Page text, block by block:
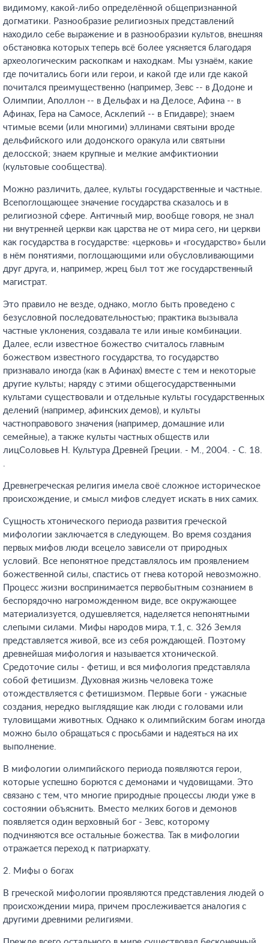
видимому, какой-либо определённой общепризнанной
догматики. Разнообразие религиозных представлений
находило себе выражение и в разнообразии культов, внешняя
обстановка которых теперь всё более уясняется благодаря
археологическим раскопкам и находкам. Мы узнаём, какие
где почитались боги или герои, и какой где или где какой
почитался преимущественно (например, Зевс -- в Додоне и
Олимпии, Аполлон -- в Дельфах и на Делосе, Афина -- в
Афинах, Гера на Самосе, Асклепий -- в Епидавре); знаем
чтимые всеми (или многими) эллинами святыни вроде
дельфийского или додонского оракула или святыни
делосской; знаем крупные и мелкие амфиктионии
(культовые сообщества).
Можно различить, далее, культы государственные и частные.
Всепоглощающее значение государства сказалось и в
религиозной сфере. Античный мир, вообще говоря, не знал
ни внутренней церкви как царства не от мира сего, ни церкви
как государства в государстве: «церковь» и «государство» были
в нём понятиями, поглощающими или обусловливающими
друг друга, и, например, жрец был тот же государственный
магистрат.
Это правило не везде, однако, могло быть проведено с
безусловной последовательностью; практика вызывала
частные уклонения, создавала те или иные комбинации.
Далее, если известное божество считалось главным
божеством известного государства, то государство
признавало иногда (как в Афинах) вместе с тем и некоторые
другие культы; наряду с этими общегосударственными
культами существовали и отдельные культы государственных
делений (например, афинских демов), и культы
частноправового значения (например, домашние или
семейные), а также культы частных обществ или
лицСоловьев Н. Культура Древней Греции. - М., 2004. - С. 18.
.
Древнегреческая религия имела своё сложное историческое
происхождение, и смысл мифов следует искать в них самих.
Сущность хтонического периода развития греческой
мифологии заключается в следующем. Во время создания
первых мифов люди всецело зависели от природных
условий. Все непонятное представлялось им проявлением
божественной силы, спастись от гнева которой невозможно.
Процесс жизни воспринимается первобытным сознанием в
беспорядочно нагроможденном виде, все окружающее
материализуется, одушевляется, наделяется непонятными
слепыми силами. Мифы народов мира, т.1, с. 326 Земля
представляется живой, все из себя рождающей. Поэтому
древнейшая мифология и называется хтонической.
Средоточие силы - фетиш, и вся мифология представляла
собой фетишизм. Духовная жизнь человека тоже
отождествляется с фетишизмом. Первые боги - ужасные
создания, нередко выглядящие как люди с головами или
туловищами животных. Однако к олимпийским богам иногда
можно было обращаться с просьбами и надеяться на их
выполнение.
В мифологии олимпийского периода появляются герои,
которые успешно борются с демонами и чудовищами. Это
связано с тем, что многие природные процессы люди уже в
состоянии объяснить. Вместо мелких богов и демонов
появляется один верховный бог - Зевс, которому
подчиняются все остальные божества. Так в мифологии
отражается переход к патриархату.
2. Мифы о богах
В греческой мифологии проявляются представления людей о
происхождении мира, причем прослеживается аналогия с
другими древними религиями.